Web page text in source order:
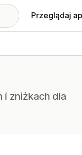
Przeglądaj
i zniżkach dla